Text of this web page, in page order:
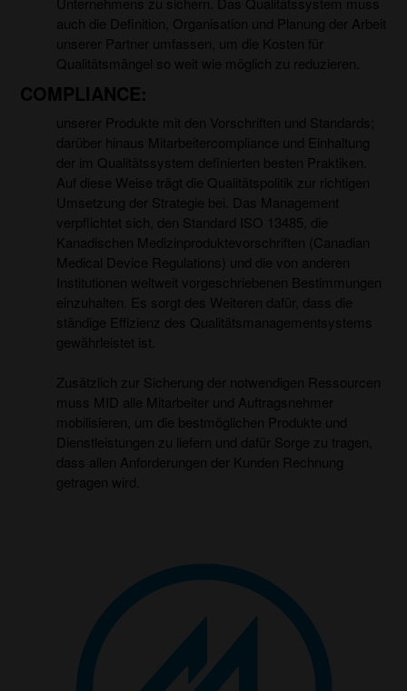
auch die Definition, Organisation und Planung der Arbeit
unserer Partner umfassen, um die Kosten für
Qualitätsmängel so weit wie möglich zu reduzieren.
COMPLIANCE:
unserer Produkte mit den Vorschriften und Standards;
darüber hinaus Mitarbeitercompliance und Einhaltung
der im Qualitätssystem definierten besten Praktiken.
Auf diese Weise trägt die Qualitätspolitik zur richtigen
Umsetzung der Strategie bei. Das Management
verpflichtet sich, den Standard ISO 13485, die
Kanadischen Medizinproduktevorschriften (Canadian
Medical Device Regulations) und die von anderen
Institutionen weltweit vorgeschriebenen Bestimmungen
einzuhalten. Es sorgt des Weiteren dafür, dass die
ständige Effizienz des Qualitätsmanagementsystems
gewährleistet ist.
Zusätzlich zur Sicherung der notwendigen Ressourcen
muss MID alle Mitarbeiter und Auftragsnehmer
mobilisieren, um die bestmöglichen Produkte und
Dienstleistungen zu liefern und dafür Sorge zu tragen,
dass allen Anforderungen der Kunden Rechnung
getragen wird.